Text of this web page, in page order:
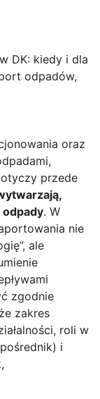
DK: kiedy i dla
odpadów,
oraz
przede
. W
nie
ale
zgodnie
zakres
roli w
i